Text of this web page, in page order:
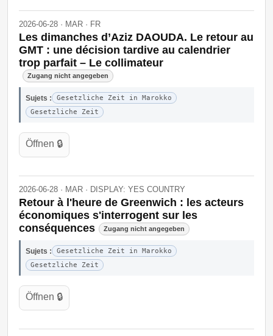
2026-06-28 · MAR · FR
Les dimanches d’Aziz DAOUDA. Le retour au
GMT : une décision tardive au calendrier
trop parfait – Le collimateur
Zugang nicht angegeben
Sujets :
Gesetzliche Zeit in Marokko
Gesetzliche Zeit
Öffnen 🔒
2026-06-28 · MAR · DISPLAY: YES COUNTRY
Retour à l'heure de Greenwich : les acteurs
économiques s'interrogent sur les
conséquences
Zugang nicht angegeben
Sujets :
Gesetzliche Zeit in Marokko
Gesetzliche Zeit
Öffnen 🔒